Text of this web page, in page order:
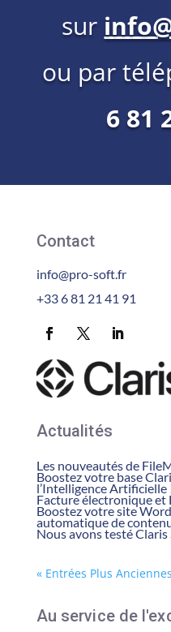
sur
ou par
6 81
Contact
info@pro-soft.fr
+33 6 81 21 41 91
Actualités
Les nouveautés de
Boostez votre base
l’Intelligence Artificielle
Facture électronique et
Boostez votre site
automatique de
Nous avons testé
« Entrées Plus Anciennes
Au service de